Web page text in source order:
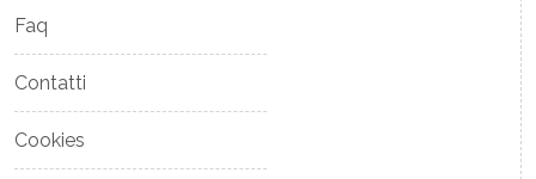
Faq
Contatti
Cookies